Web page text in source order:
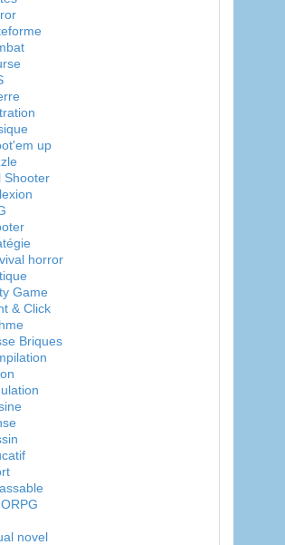
up
Shooter
horror
Game
& Click
Briques
novel